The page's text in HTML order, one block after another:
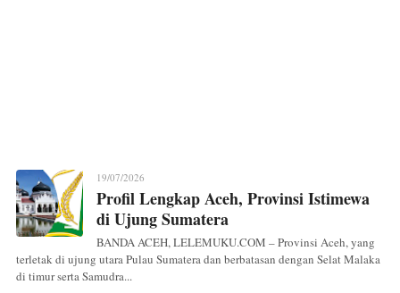
19/07/2026
Profil Lengkap Aceh, Provinsi Istimewa
di Ujung Sumatera
BANDA ACEH, LELEMUKU.COM – Provinsi Aceh, yang
terletak di ujung utara Pulau Sumatera dan berbatasan dengan Selat Malaka
di timur serta Samudra...